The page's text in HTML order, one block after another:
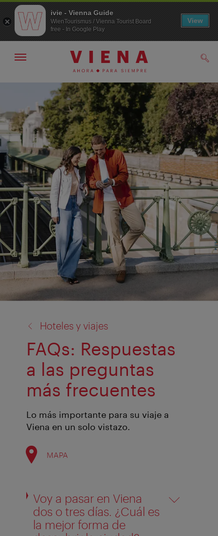
navegación
Mostrar/ocultar
Hoteles y viajes
FAQs: Respuestas
a las preguntas
más frecuentes
Lo más importante para su viaje a
Viena en un solo vistazo.
MAPA
Voy a pasar en Viena
dos o tres días. ¿Cuál es
la mejor forma de
ivie - Vienna Guide
WienTourismus / Vienna Tourist Board
free - In Google Play
View